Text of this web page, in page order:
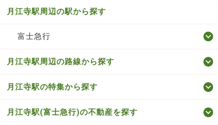
月江寺駅周辺の駅から探す
富士急行
月江寺駅周辺の路線から探す
月江寺駅の特集から探す
月江寺駅(富士急行)の不動産を探す